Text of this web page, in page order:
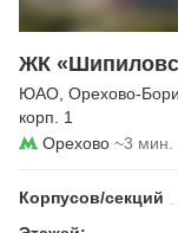
ЖК
ЮАО Орехово-
корп. 1
Орехово ~3 мин.
Корпусов/секций